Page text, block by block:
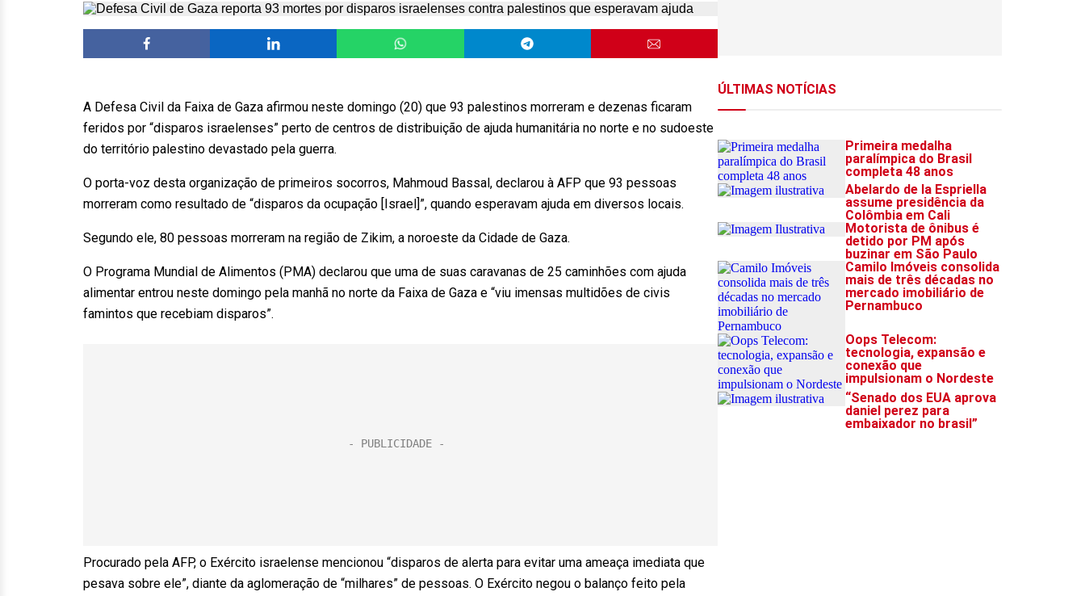
A Defesa Civil da Faixa de Gaza afirmou neste domingo (20) que 93 palestinos morreram e dezenas ficaram
feridos por “disparos israelenses” perto de centros de distribuição de ajuda humanitária no norte e no sudoeste
do território palestino devastado pela guerra.
O porta-voz desta organização de primeiros socorros, Mahmoud Bassal, declarou à AFP que 93 pessoas
morreram como resultado de “disparos da ocupação [Israel]”, quando esperavam ajuda em diversos locais.
Segundo ele, 80 pessoas morreram na região de Zikim, a noroeste da Cidade de Gaza.
O Programa Mundial de Alimentos (PMA) declarou que uma de suas caravanas de 25 caminhões com ajuda
alimentar entrou neste domingo pela manhã no norte da Faixa de Gaza e “viu imensas multidões de civis
famintos que recebiam disparos”.
Procurado pela AFP, o Exército israelense mencionou “disparos de alerta para evitar uma ameaça imediata que
pesava sobre ele”, diante da aglomeração de “milhares” de pessoas. O Exército negou o balanço feito pela